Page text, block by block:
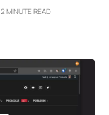
2 MINUTE READ